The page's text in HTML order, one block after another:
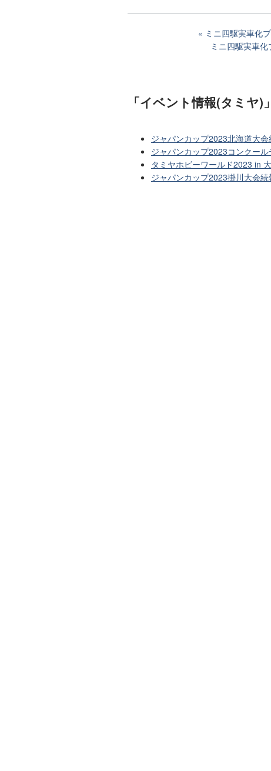
ミニ四駆実車化
ミニ四駆実車
「イベント情報(タミヤ)
ジャパンカップ2023北海道大
ジャパンカップ2023コンクー
タミヤホビーワールド2023 in
ジャパンカップ2023掛川大会